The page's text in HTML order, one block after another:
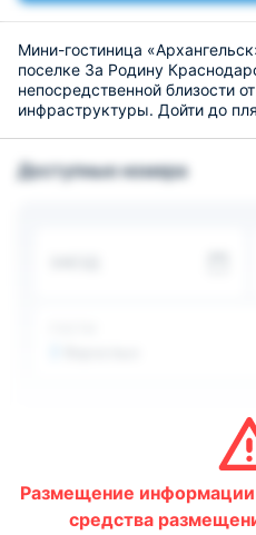
Мини-гостиница
поселке За Родину
непосредственной близости
инфраструктуры. Дойти до
Скоростной интернет-Wi-Fi
Доступные номера
Размещение информации
средства